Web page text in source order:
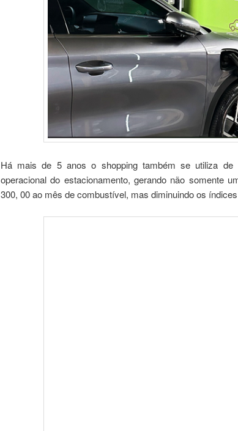
Há mais de 5 anos o shopping também se utiliza de
operacional do estacionamento, gerando não somente
300, 00 ao mês de combustível, mas diminuindo os